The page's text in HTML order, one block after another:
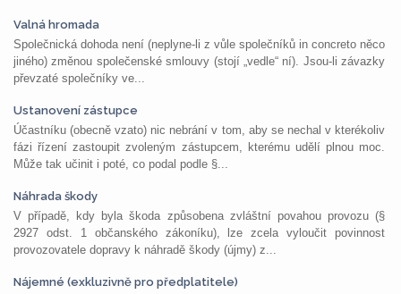
Valná hromada
Společnická dohoda není (neplyne-li z vůle společníků in concreto něco
jiného) změnou společenské smlouvy (stojí „vedle“ ní). Jsou-li závazky
převzaté společníky ve...
Ustanovení zástupce
Účastníku (obecně vzato) nic nebrání v tom, aby se nechal v kterékoliv
fázi řízení zastoupit zvoleným zástupcem, kterému udělí plnou moc.
Může tak učinit i poté, co podal podle §...
Náhrada škody
V případě, kdy byla škoda způsobena zvláštní povahou provozu (§
2927 odst. 1 občanského zákoníku), lze zcela vyloučit povinnost
provozovatele dopravy k náhradě škody (újmy) z...
Nájemné (exkluzivně pro předplatitele)